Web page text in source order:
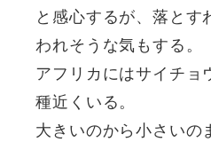
と感心するが、落とす
われそうな気もする。
アフリカにはサイチョ
種近くいる。
大きいのから小さいの